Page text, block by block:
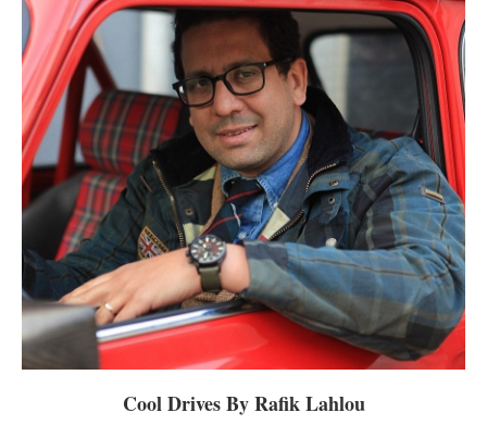
Cool Drives By Rafik Lahlou